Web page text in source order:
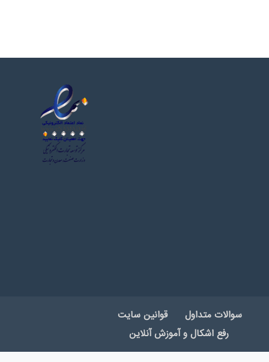
سوالات متداول
قوانین سایت
رفع اشکال و آموزش آنلاین